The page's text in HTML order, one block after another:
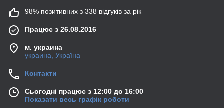
98% позитивних з 338 відгуків за рік
Працює з 26.08.2016
м. украина
украина, Україна
Контакти
Сьогодні працює з 12:00 до 16:00
Показати весь графік роботи